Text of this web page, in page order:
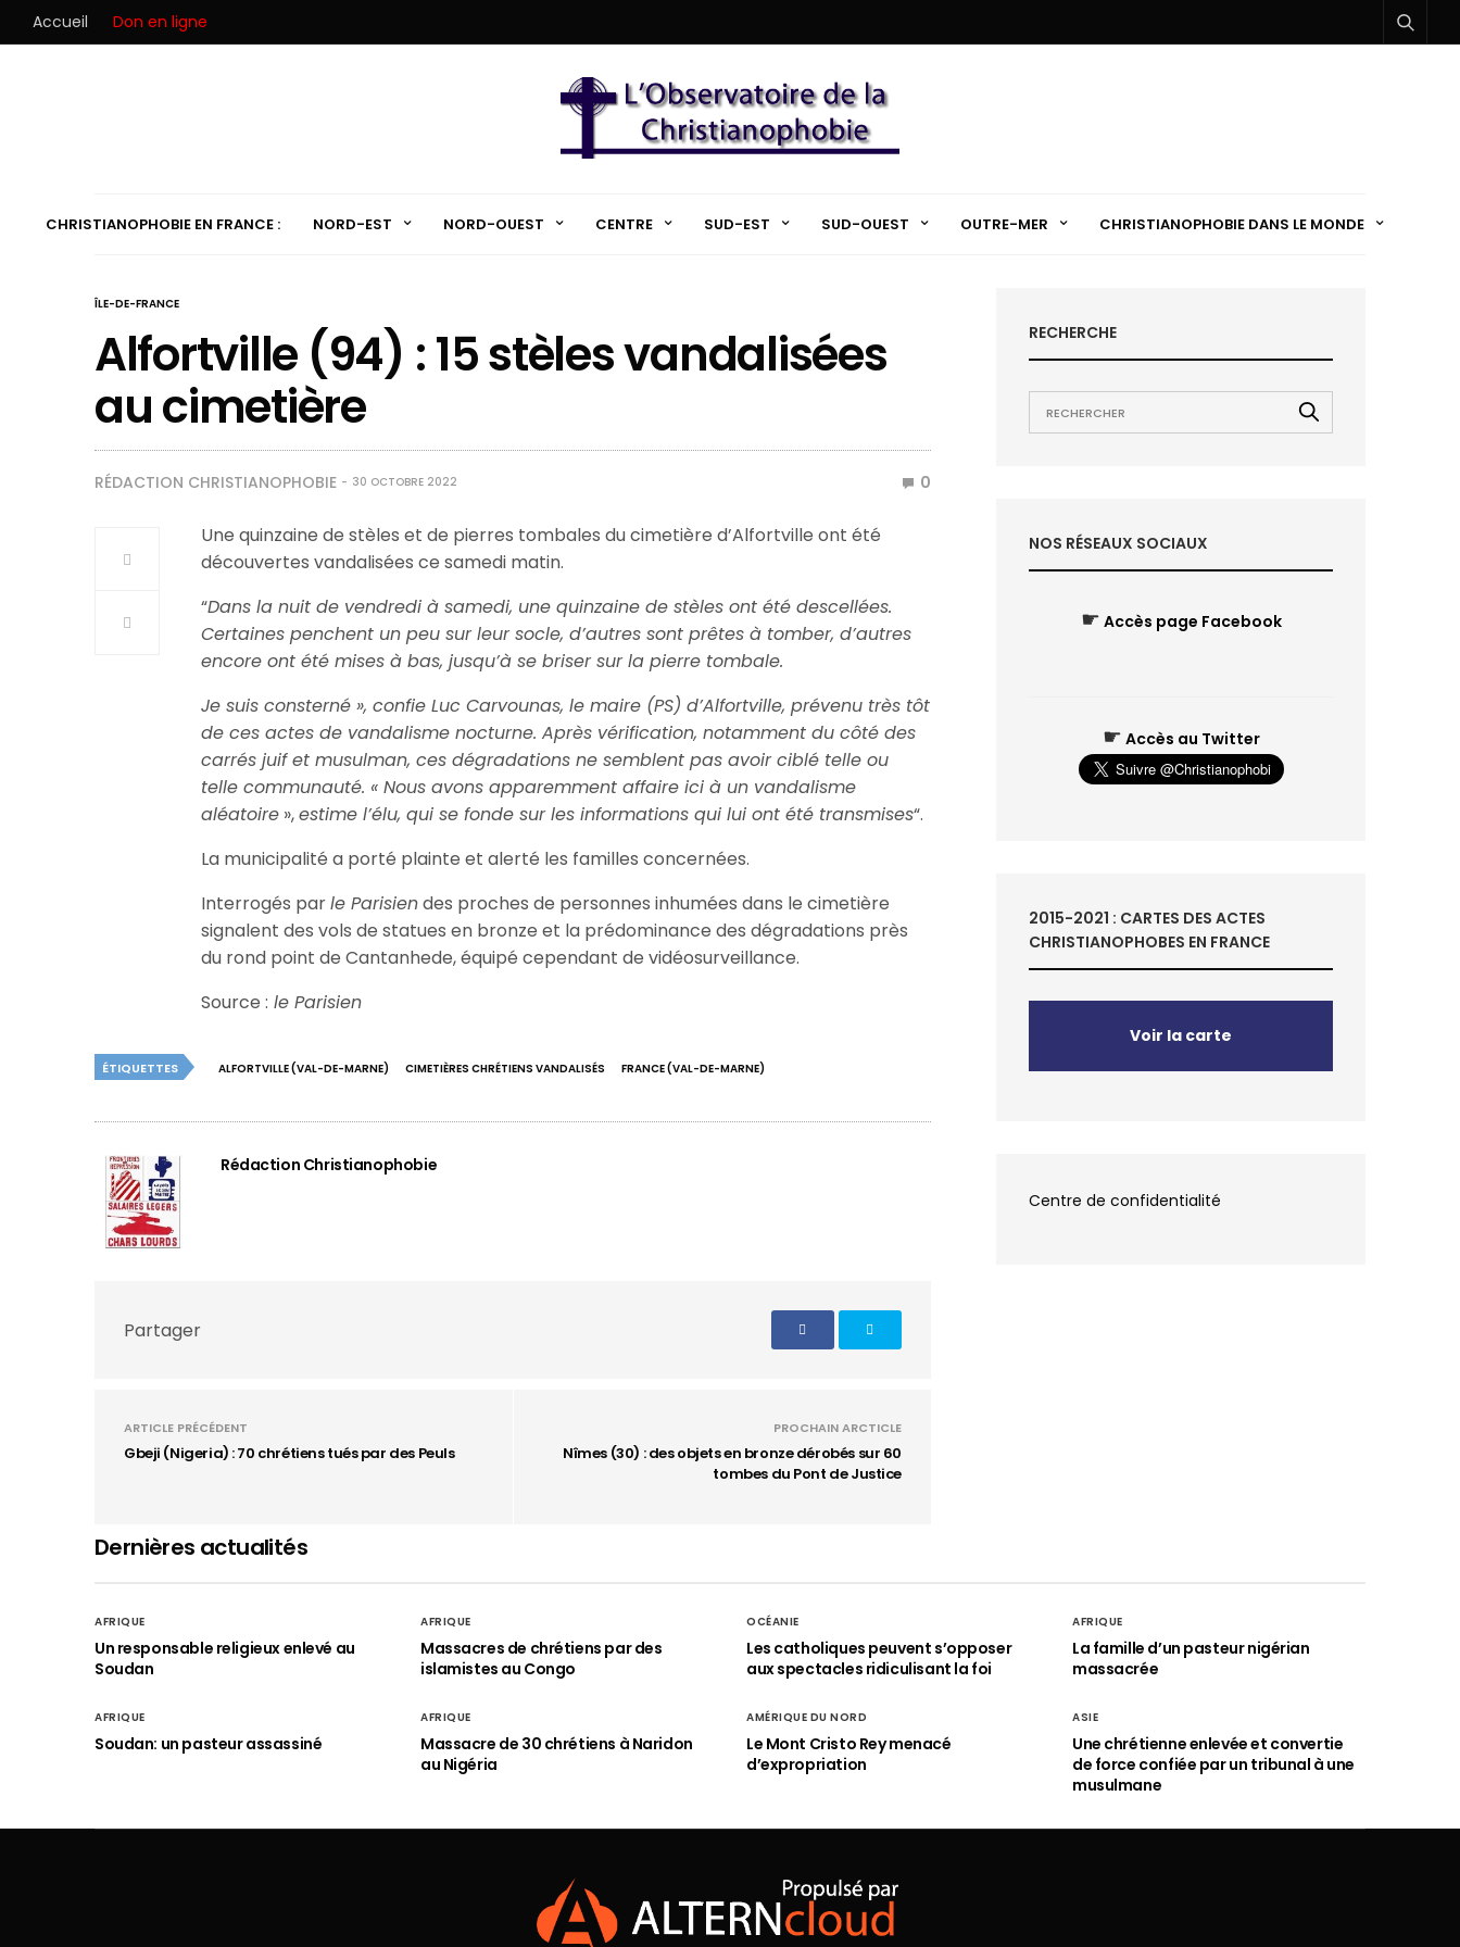
Accueil Don en ligne
CHRISTIANOPHOBIE EN FRANCE : NORD-EST NORD-OUEST CENTRE SUD-EST SUD-OUEST OUTRE-MER CHRISTIANOPHOBIE DANS LE MONDE
ÎLE-DE-FRANCE
Alfortville (94) : 15 stèles vandalisées
au cimetière
RÉDACTION CHRISTIANOPHOBIE 30 OCTOBRE 2022 0
Une quinzaine de stèles et de pierres tombales du cimetière d’Alfortville ont été
découvertes vandalisées ce samedi matin.
“Dans la nuit de vendredi à samedi, une quinzaine de stèles ont été descellées.
Certaines penchent un peu sur leur socle, d’autres sont prêtes à tomber, d’autres
encore ont été mises à bas, jusqu’à se briser sur la pierre tombale.
Je suis consterné », confie Luc Carvounas, le maire (PS) d’Alfortville, prévenu très tôt
de ces actes de vandalisme nocturne. Après vérification, notamment du côté des
carrés juif et musulman, ces dégradations ne semblent pas avoir ciblé telle ou
telle communauté. « Nous avons apparemment affaire ici à un vandalisme
aléatoire »,estime l’élu, qui se fonde sur les informations qui lui ont été transmises“.
La municipalité a porté plainte et alerté les familles concernées.
Interrogés parle Parisiendes proches de personnes inhumées dans le cimetière
signalent des vols de statues en bronze et la prédominance des dégradations près
du rond point de Cantanhede, équipé cependant de vidéosurveillance.
Source : le Parisien
ÉTIQUETTES ALFORTVILLE (VAL-DE-MARNE) CIMETIÈRES CHRÉTIENS VANDALISÉS FRANCE (VAL-DE-MARNE)
Rédaction Christianophobie
Partager
ARTICLE PRÉCÉDENT
Gbeji (Nigeria) : 70 chrétiens tués par des Peuls
PROCHAIN ARCTICLE
Nîmes (30) : des objets en bronze dérobés sur 60
tombes du Pont de Justice
RECHERCHE
NOS RÉSEAUX SOCIAUX
☛ Accès page Facebook
☛ Accès au Twitter
2015-2021 : CARTES DES ACTES
CHRISTIANOPHOBES EN FRANCE
Voir la carte
Centre de confidentialité
Dernières actualités
AFRIQUE
Un responsable religieux enlevé au
Soudan
AFRIQUE
Massacres de chrétiens par des
islamistes au Congo
OCÉANIE
Les catholiques peuvent s’opposer
aux spectacles ridiculisant la foi
AFRIQUE
La famille d’un pasteur nigérian
massacrée
AFRIQUE
Soudan: un pasteur assassiné
AFRIQUE
Massacre de 30 chrétiens à Naridon
au Nigéria
AMÉRIQUE DU NORD
Le Mont Cristo Rey menacé
d’expropriation
ASIE
Une chrétienne enlevée et convertie
de force confiée par un tribunal à une
musulmane